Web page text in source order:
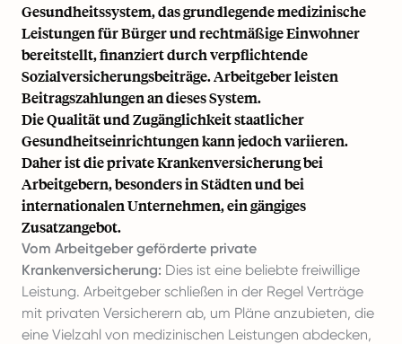
Gesundheitssystem, das grundlegende medizinische
Leistungen für Bürger und rechtmäßige Einwohner
bereitstellt, finanziert durch verpflichtende
Sozialversicherungsbeiträge. Arbeitgeber leisten
Beitragszahlungen an dieses System.
Die Qualität und Zugänglichkeit staatlicher
Gesundheitseinrichtungen kann jedoch variieren.
Daher ist die private Krankenversicherung bei
Arbeitgebern, besonders in Städten und bei
internationalen Unternehmen, ein gängiges
Zusatzangebot.
Vom Arbeitgeber geförderte private
Krankenversicherung: Dies ist eine beliebte freiwillige
Leistung. Arbeitgeber schließen in der Regel Verträge
mit privaten Versicherern ab, um Pläne anzubieten, die
eine Vielzahl von medizinischen Leistungen abdecken,